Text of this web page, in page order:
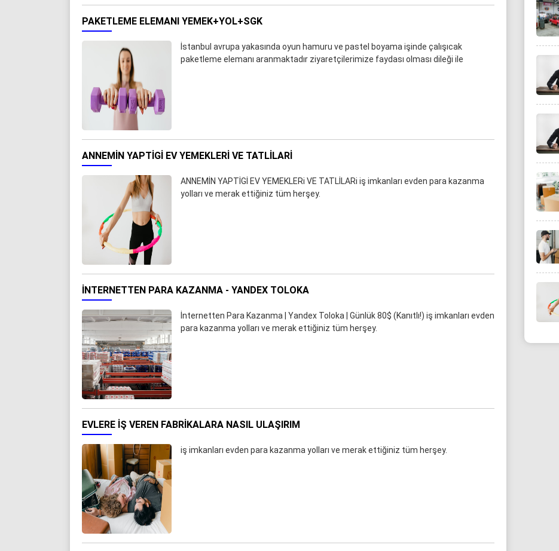
PAKETLEME ELEMANI YEMEK+YOL+SGK
İstanbul avrupa yakasında oyun hamuru ve pastel boyama işinde çalışıcak
paketleme elemanı aranmaktadır ziyaretçilerimize faydası olması dileği ile
ANNEMİN YAPTİGİ EV YEMEKLERI VE TATLİLARI
ANNEMİN YAPTİGİ EV YEMEKLERi VE TATLİLARi iş imkanları evden para kazanma
yolları ve merak ettiğiniz tüm herşey.
İNTERNETTEN PARA KAZANMA - YANDEX TOLOKA
İnternetten Para Kazanma | Yandex Toloka | Günlük 80$ (Kanıtlı!) iş imkanları evden
para kazanma yolları ve merak ettiğiniz tüm herşey.
EVLERE İŞ VEREN FABRIKALARA NASIL ULAŞIRIM
iş imkanları evden para kazanma yolları ve merak ettiğiniz tüm herşey.